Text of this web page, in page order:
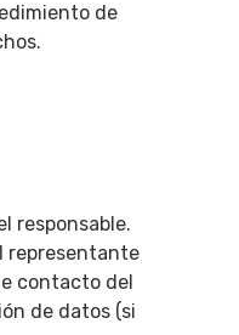
de
responsable.
representante
contacto del
de datos (si